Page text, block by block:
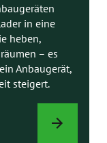
in eine
heben,
– es
Anbaugerät,
steigert.
ANBAUGERÄTE